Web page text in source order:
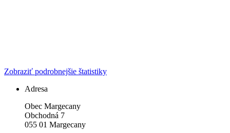
Zobraziť podrobnejšie štatistiky
Adresa
Obec Margecany
Obchodná 7
055 01 Margecany